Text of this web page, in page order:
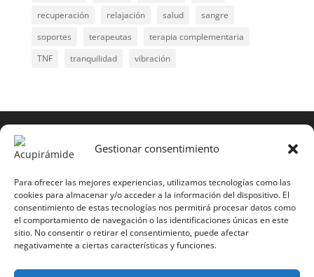
Gestionar consentimiento
Para ofrecer las mejores experiencias, utilizamos tecnologías como las
cookies para almacenar y/o acceder a la información del dispositivo. El
consentimiento de estas tecnologías nos permitirá procesar datos como
el comportamiento de navegación o las identificaciones únicas en este
sitio. No consentir o retirar el consentimiento, puede afectar
negativamente a ciertas características y funciones.
recuperación
relajación salud
sangre
soportes
terapeutas
terapia complementaria
TNF
tranquilidad vibración
reservados
estas páginas o parte de ellas, necesita pedir
autorización por escrito a Mario Gil Sánchez.
Todos los instrumentales están PATENTADOS.
Web inaugurada en 2002 (última actualización en